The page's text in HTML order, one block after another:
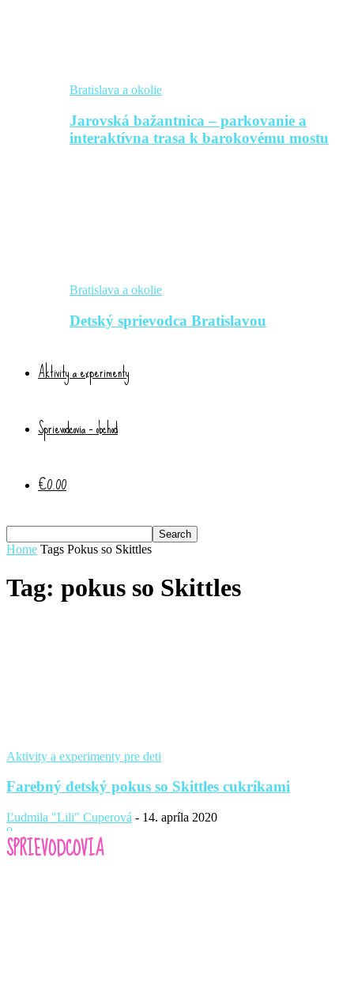
Bratislava a okolie
Jarovská bažantnica – parkovanie a
interaktívna trasa k barokovému mostu
Bratislava a okolie
Detský sprievodca Bratislavou
Aktivity a experimenty
Sprievodcovia – obchod
€0.00
Home Tags Pokus so Skittles
Tag: pokus so Skittles
Aktivity a experimenty pre deti
Farebný detský pokus so Skittles cukríkami
Ľudmila "Lili" Cuperová - 14. apríla 2020
0
SPRIEVODCOVIA